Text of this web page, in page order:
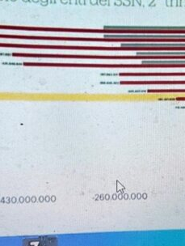
m
a
i